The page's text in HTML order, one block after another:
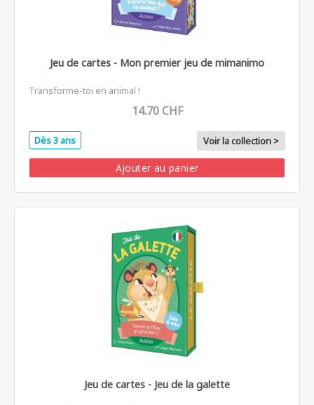
Jeu de cartes - Mon premier jeu de mimanimo
Transforme-toi en animal !
14.70 CHF
Dès 3 ans Voir la collection >
Ajouter au panier
Jeu de cartes - Jeu de la galette